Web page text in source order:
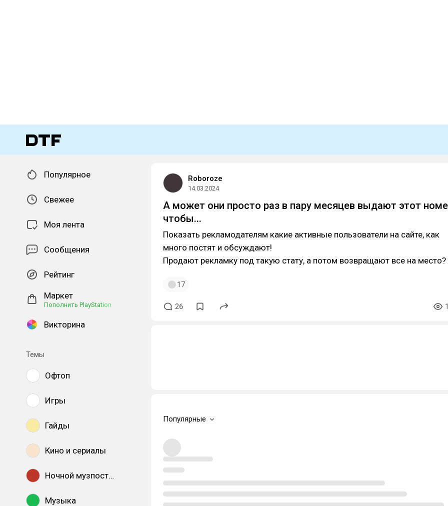
Популярное
Свежее
Моя лента
Сообщения
Рейтинг
Маркет
Пополнить PlayStation
Викторина
Темы
Офтоп
Игры
Гайды
Кино и сериалы
Ночной музпостинг
Музыка
Roboroze
14.03.2024
А может они просто раз в пару месяцев выдают этот
чтобы...
Показать рекламодателям какие активные пользователи на сайте, как
много постят и обсуждают!
Продают рекламку под такую стату, а потом возвращают все на место?
17
26
Популярные